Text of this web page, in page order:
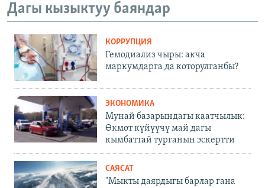
Дагы кызыктуу баяндар
КОРРУПЦИЯ
Гемодиализ чыры: акча
маркумдарга да которулганбы?
ЭКОНОМИКА
Мунай базарындагы каатчылык:
Өкмөт күйүүчү май дагы
кымбаттай турганын эскертти
САЯСАТ
"Мыкты даярдыгы барлар гана